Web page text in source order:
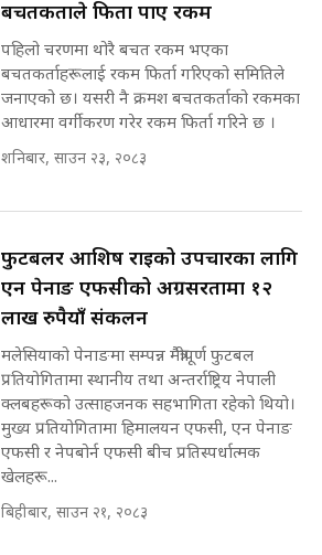
पटकपटक भावुक बने गृहमन्त्री सुदन
SIDHAKURA ||
मन्त्री र पूर्व मन्त्रीको ७८ लाख घुस डिलको
अडियो | FULL AUDIO |
SIDHAKURA |
मन्त्रीले घुस डिल गरेको अडियो ! दुई झोला
नोट मन्त्रीलाई घुस | SIDHAKURA |
SIDHAKURA INVESTIGATION |
मृतकका परिवारप्रति मेडिकल काउन्सीलको
बदनियत ! न्याय खोज्दै भौतारिदै सुवास
बचतकर्ताले फिर्ता पाए रकम
पहिलो चरणमा थोरै बचत रकम भएका
बचतकर्ताहरूलाई रकम फिर्ता गरिएको समितिले
जनाएको छ। यसरी नै क्रमश बचतकर्ताको रकमका
आधारमा वर्गीकरण गरेर रकम फिर्ता गरिने छ ।
शनिबार, साउन २३, २०८३
फुटबलर आशिष राईको उपचारका लागि
एन पेनाङ एफसीको अग्रसरतामा १२
लाख रुपैयाँ संकलन
मलेसियाको पेनाङमा सम्पन्न मैत्रीपूर्ण फुटबल
प्रतियोगितामा स्थानीय तथा अन्तर्राष्ट्रिय नेपाली
क्लबहरूको उत्साहजनक सहभागिता रहेको थियो।
मुख्य प्रतियोगितामा हिमालयन एफसी, एन पेनाङ
एफसी र नेपबोर्न एफसी बीच प्रतिस्पर्धात्मक
खेलहरू...
बिहीबार, साउन २१, २०८३